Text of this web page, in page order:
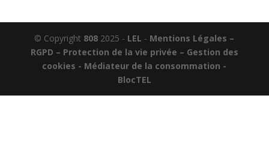
© Copyright 808 2025 - LEL - Mentions Légales –
RGPD – Protection de la vie privée – Gestion des
cookies - Médiateur de la consommation -
BlocTEL